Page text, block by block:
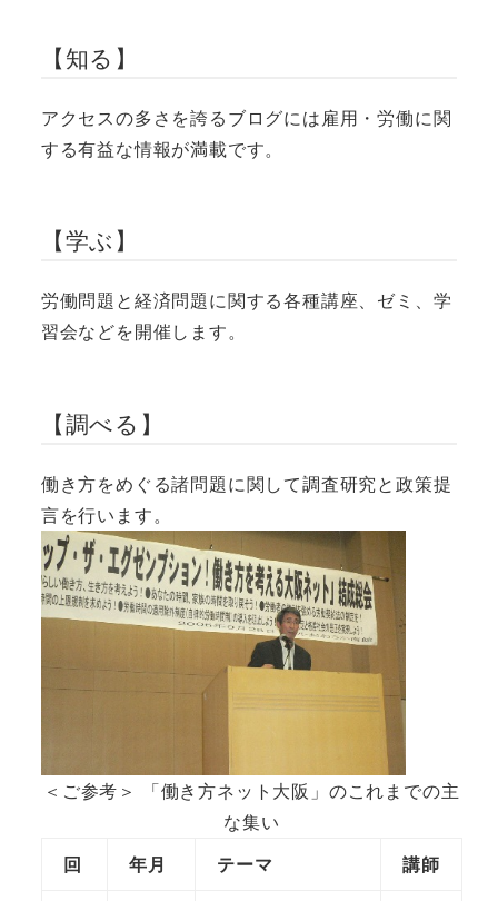
【知る】
アクセスの多さを誇るブログには雇用・労働に関
する有益な情報が満載です。
【学ぶ】
労働問題と経済問題に関する各種講座、ゼミ、学
習会などを開催します。
【調べる】
働き方をめぐる諸問題に関して調査研究と政策提
言を行います。
＜ご参考＞ 「働き方ネット大阪」のこれまでの主
な集い
回
年月 テーマ 講師